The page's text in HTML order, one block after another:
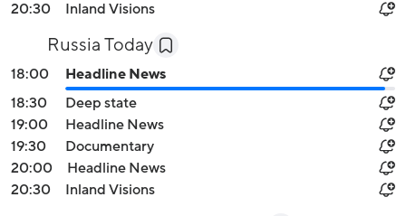
20:30
Inland Visions
Russia Today
18:00
Headline News
18:30
Deep state
19:00
Headline News
19:30
Documentary
20:00
Headline News
20:30
Inland Visions